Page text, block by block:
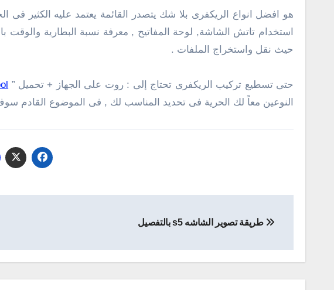
حيث نقل واستخراج الملفات .
حتى تسطيع تركيب الريكفرى تحتاج إلى : روت على الجهاز + تحميل ”
النوعين معاً لك الحرية فى تحديد المناسب لك , فى الموضوع القادم
المقالات
طريقة تصوير الشاشه s5 بالتفصيل